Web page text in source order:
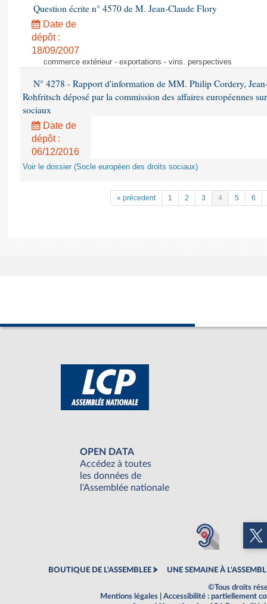
Question écrite n° 4570 de M. Jean-Claude Flory
Date de
dépôt :
18/09/2007
commerce extérieur - exportations - vins. perspectives
N° 4278 - Rapport d'information de MM. Philip Cordery,
Rohfritsch déposé par la commission des affaires européennes
sociaux
Date de
dépôt :
06/12/2016
Voir le dossier (Socle européen des droits sociaux)
« précedent 1 2 3 4 5 6
OPEN DATA
Accédez à toutes
les données de
l'Assemblée nationale
BOUTIQUE DE L'ASSEMBLEE UNE SEMAINE À
©Tous droits
Mentions légales
Accessibilité : partiellement